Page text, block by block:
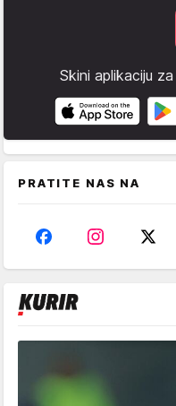
Skini aplikaciju
PRATITE NAS NA